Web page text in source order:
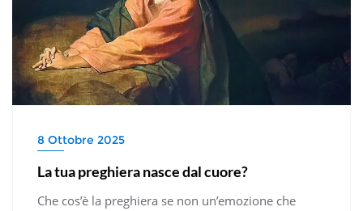
8 Ottobre 2025
La tua preghiera nasce dal cuore?
Che cos’è la preghiera se non un’emozione che